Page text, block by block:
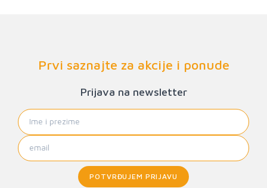
Prvi saznajte za akcije i ponude
Prijava na newsletter
POTVRĐUJEM PRIJAVU